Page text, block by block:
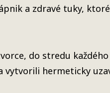
a zdravé tuky,
do stredu
vytvorili hermeticky